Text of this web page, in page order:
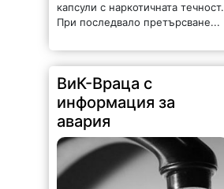
капсули с наркотичната течност.
При последвало претърсване...
ВиК-Враца с
информация за
авария